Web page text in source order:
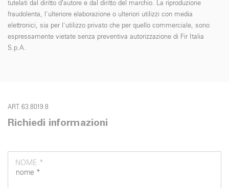
tutelati dal diritto d’autore e dal diritto del marchio. La riproduzione
fraudolenta, l'ulteriore elaborazione o ulteriori utilizzi con media
elettronici, sia per l'utilizzo privato che per quello commerciale, sono
espressamente vietate senza preventiva autorizzazione di Fir Italia
S.p.A.
ART. 63.8019.8
Richiedi informazioni
NOME *